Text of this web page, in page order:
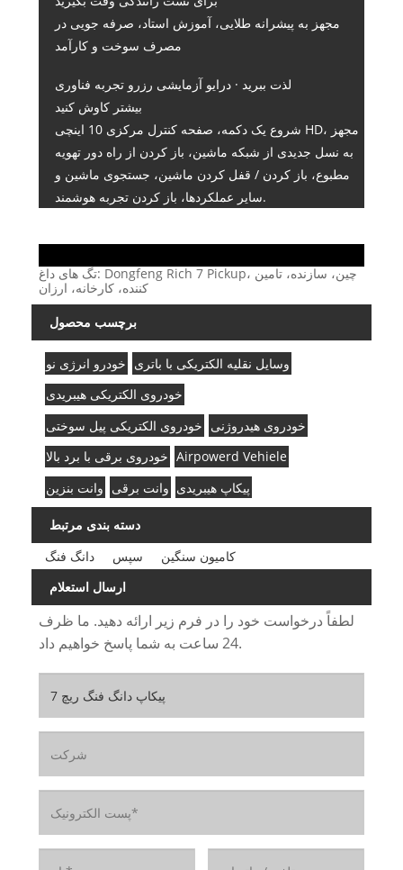
مجهز به پیشرانه طلایی، آموزش استاد، صرفه جویی در
مصرف سوخت و کارآمد
لذت ببرید · درایو آزمایشی رزرو تجربه فناوری
بیشتر کاوش کنید
شروع یک دکمه، صفحه کنترل مرکزی 10 اینچی HD، مجهز
به نسل جدیدی از شبکه ماشین، باز کردن از راه دور تهویه
مطبوع، باز کردن / قفل کردن ماشین، جستجوی ماشین و
سایر عملکردها، باز کردن تجربه هوشمند.
تگ های داغ: Dongfeng Rich 7 Pickup، چین، سازنده، تامین
کننده، کارخانه، ارزان
برچسب محصول
خودرو انرژی نو وسایل نقلیه الکتریکی با باتری
خودروی الکتریکی هیبریدی
خودروی الکتریکی پیل سوختی خودروی هیدروژنی
خودروی برقی با برد بالا Airpowerd Vehiele
وانت بنزین وانت برقی پیکاپ هیبریدی
دسته بندی مرتبط
دانگ فنگ
سپس
کامیون سنگین
ارسال استعلام
لطفاً درخواست خود را در فرم زیر ارائه دهید. ما ظرف
24 ساعت به شما پاسخ خواهیم داد.